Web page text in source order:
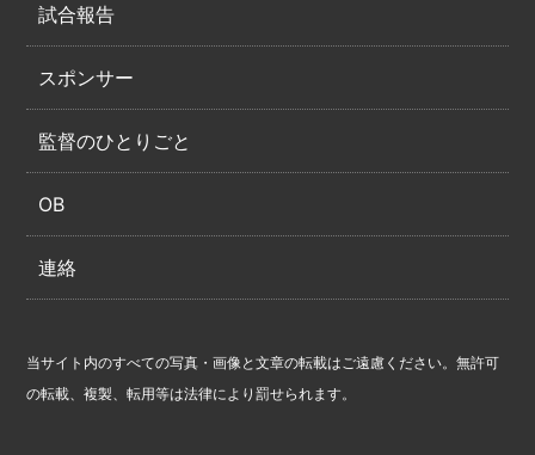
試合報告
スポンサー
監督のひとりごと
OB
連絡
当サイト内のすべての写真・画像と文章の転載はご遠慮ください。無許可
の転載、複製、転用等は法律により罰せられます。